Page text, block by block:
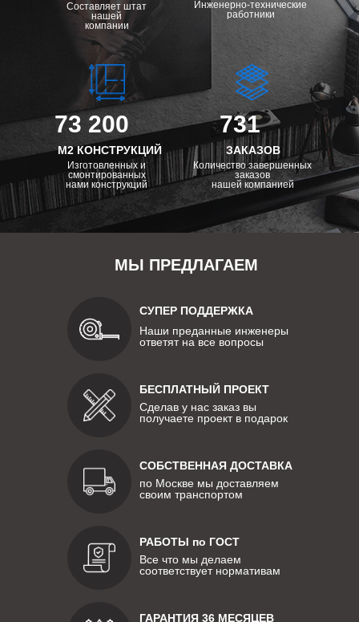
Составляет штат
нашей
компании
73 200
М2 КОНСТРУКЦИЙ
Изготовленных и
смонтированных
нами конструкций
731
ЗАКАЗОВ
Количество завершенных
заказов
нашей компанией
Инженерно-технические
работники
МЫ ПРЕДЛАГАЕМ
СУПЕР ПОДДЕРЖКА
Наши преданные инженеры
ответят на все вопросы
БЕСПЛАТНЫЙ ПРОЕКТ
Сделав у нас заказ вы
получаете проект в подарок
СОБСТВЕННАЯ ДОСТАВКА
по Москве мы доставляем
своим транспортом
РАБОТЫ по ГОСТ
Все что мы делаем
соответствует нормативам
ГАРАНТИЯ 36 МЕСЯЦЕВ